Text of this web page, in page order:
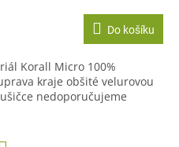
Do košíku
Korall Micro 100%
kraje obšité velurovou
nedoporučujeme